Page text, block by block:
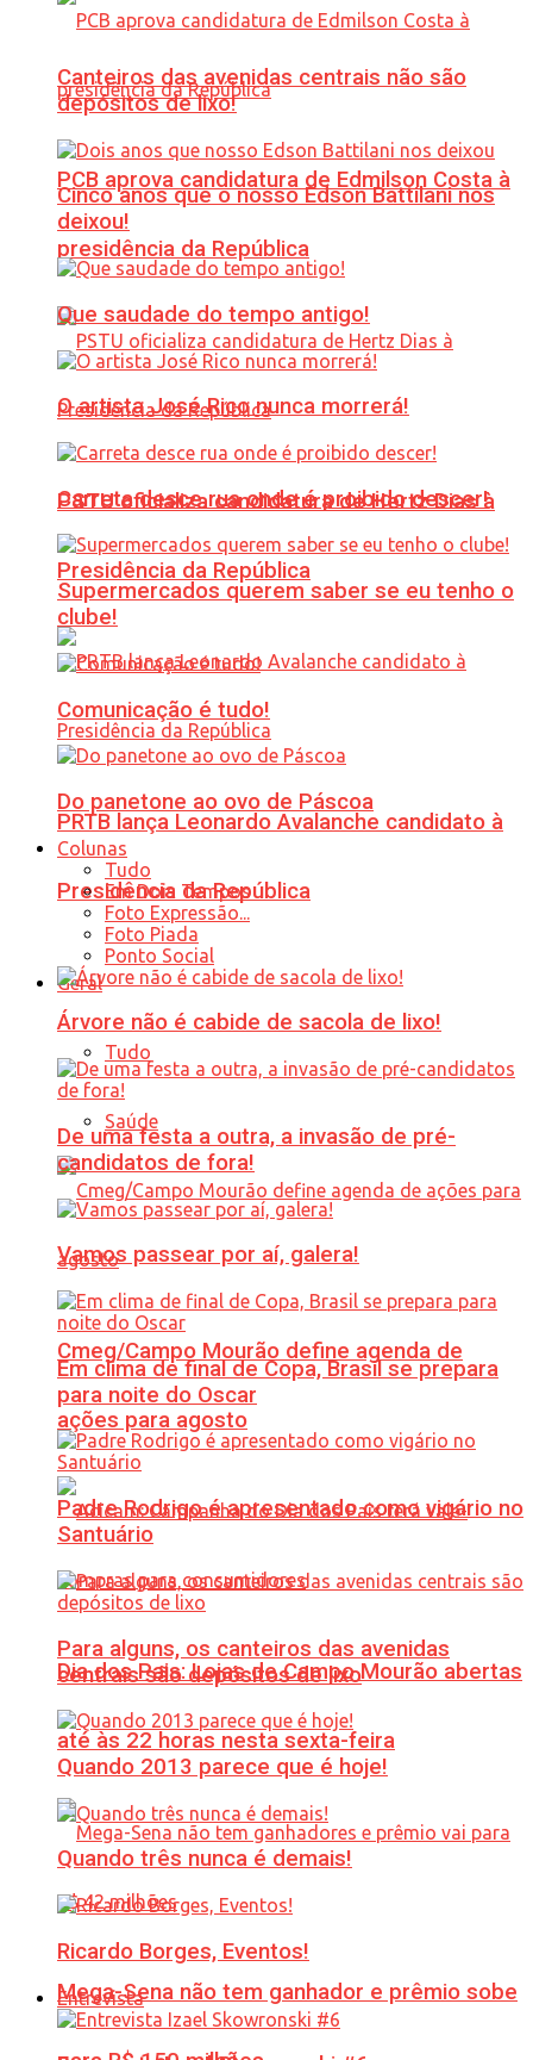
PCB aprova candidatura de Edmilson Costa à
presidência da República
PSTU oficializa candidatura de Hertz Dias à
Presidência da República
PRTB lança Leonardo Avalanche candidato à
Presidência da República
Geral
Tudo
Saúde
Cmeg/Campo Mourão define agenda de
ações para agosto
Dia dos Pais: Lojas de Campo Mourão abertas
até às 22 horas nesta sexta-feira
Mega-Sena não tem ganhador e prêmio sobe
Canteiros das avenidas centrais não são
depósitos de lixo!
Cinco anos que o nosso Edson Battilani nos
deixou!
Que saudade do tempo antigo!
O artista José Rico nunca morrerá!
Carreta desce rua onde é proibido descer!
Supermercados querem saber se eu tenho o
clube!
Comunicação é tudo!
Do panetone ao ovo de Páscoa
Colunas
Tudo
Em Dois Tempos
Foto Expressão...
Foto Piada
Ponto Social
Árvore não é cabide de sacola de lixo!
De uma festa a outra, a invasão de pré-
candidatos de fora!
Vamos passear por aí, galera!
Em clima de final de Copa, Brasil se prepara
para noite do Oscar
Padre Rodrigo é apresentado como vigário no
Santuário
Para alguns, os canteiros das avenidas
centrais são depósitos de lixo
Quando 2013 parece que é hoje!
Quando três nunca é demais!
Ricardo Borges, Eventos!
Entrevista